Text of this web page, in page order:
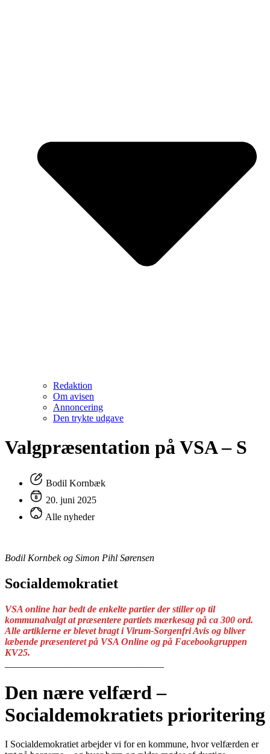
Redaktion
Om avisen
Annoncering
Den trykte udgave
Valgpræsentation på VSA – S
Bodil Kornbæk
20. juni 2025
Alle nyheder
Bodil Kornbek og Simon Pihl Sørensen
Socialdemokratiet
VSA online har bedt de enkelte partier der stiller op til
kommunalvalgt at præsentere partiets mærkesag på ca 300 ord.
Alle artiklerne er blevet bragt i Virum-Sorgenfri Avis og bliver
læbende præsenteret på VSA Online og på Facebookgruppen
KV25.
Den nære velfærd –
Socialdemokratiets prioritering
I Socialdemokratiet arbejder vi for en kommune, hvor velfærden er